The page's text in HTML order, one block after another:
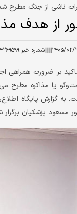
ناشی از جنگ مطرح
از هدف
۰۲/۲۱ شماره خبر:۴۲۶۹۵۹۹
بر ضرورت همراهی
یا مذاکره مطرح
به گزارش پایگاه